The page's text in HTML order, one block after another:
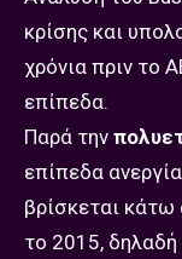
κρίσης και
χρόνια πριν το
επίπεδα.
Παρά την
επίπεδα
βρίσκεται
το 2015, δηλαδή